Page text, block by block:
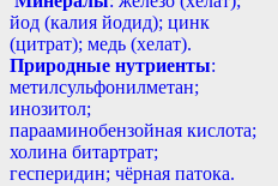
йод (калия йодид); цинк
(цитрат); медь (хелат).
Природные нутриенты:
метилсульфонилметан;
инозитол;
парааминобензойная кислота;
холина битартрат;
гесперидин; чёрная патока.